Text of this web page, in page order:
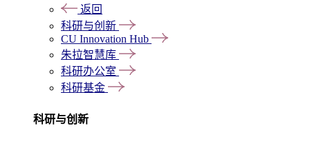
返回
科研与创新
CU Innovation Hub
朱拉智慧库
科研办公室
科研基金
科研与创新